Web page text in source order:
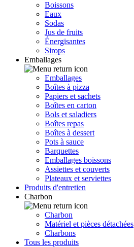
Boissons
Eaux
Sodas
Jus de fruits
Énergisantes
Sirops
Emballages
Emballages
Boîtes à pizza
Papiers et sachets
Boîtes en carton
Bols et saladiers
Boîtes repas
Boîtes à dessert
Pots à sauce
Barquettes
Emballages boissons
Assiettes et couverts
Plateaux et serviettes
Produits d'entretien
Charbon
Charbon
Matériel et pièces détachées
Charbons
Tous les produits